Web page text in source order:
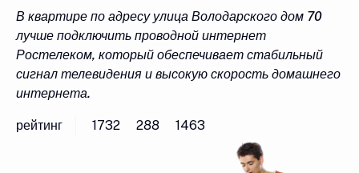
В квартире по адресу улица Володарского дом 70
лучше подключить проводной интернет
Ростелеком, который обеспечивает стабильный
сигнал телевидения и высокую скорость домашнего
интернета.
рейтинг 1732 288 1463